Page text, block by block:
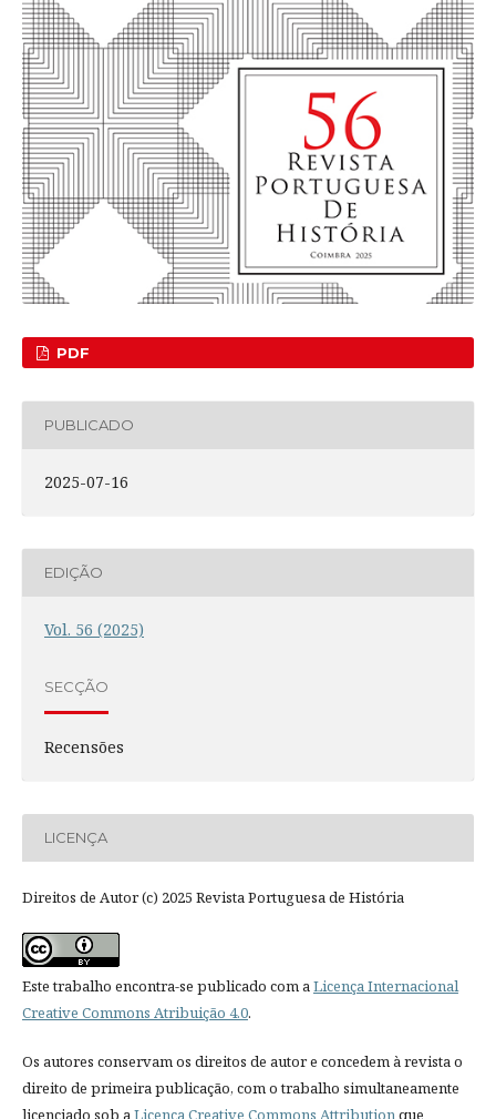
PDF
PUBLICADO
2025-07-16
EDIÇÃO
Vol. 56 (2025)
SECÇÃO
Recensões
LICENÇA
Direitos de Autor (c) 2025 Revista Portuguesa de História
Este trabalho encontra-se publicado com aLicença Internacional
Creative Commons Atribuição 4.0.
Os autores conservam os direitos de autor e concedem à revista o
direito de primeira publicação, com o trabalho simultaneamente
licenciado sob a Licença Creative Commons Attribution que